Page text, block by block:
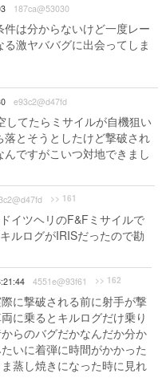
187ca@53030
は分からないけど一度レー
激ヤババグに出会ってしま
e93c2@d47fd
してたらミサイルが自機狙い
とそうとしたけど撃破され
ですがこいつ対地できまし
>> 161
イツヘリのF&Fミサイルで
ルログがIRISだったので勘
4551e@93f61 >> 162
に撃破される前に射手が撃
に乗るとキルログだけ乗り
らのバグだかなんだか分か
いに着弾に時間がかかった
蒸し焼きになった時に見れ